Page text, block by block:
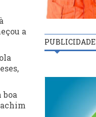
a
boa
PUBLICIDADE